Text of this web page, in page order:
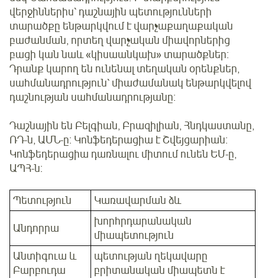
վերջիններիս՝ դաշնային պետությունների
տարածքը ենթարկվում է վարչաքաղաքական
բաժանման, որտեղ վարչական միավորներից
բացի կան նաև «կիսաանկախ» տարածքներ:
Դրանք կարող են ունենալ տեղական օրենքներ,
սահմանադրություն՝ միաժամանակ ենթարկվելով
դաշնության սահմանադրությանը:
Դաշնային են Բելգիան, Բրազիլիան, Հնդկաստանը,
ՌԴ-ն, ԱՄՆ-ը: Կոնֆեդերացիա է Շվեյցարիան:
Կոնֆեդերացիա դառնալու միտում ունեն ԵՄ-ը,
ԱՊՀ-ն:
Պետություն Կառավարման ձև
Անդորրա
խորհրդարանական
միապետություն
Անտիգուա և
Բարբուդա
պետության ղեկավարը
բրիտանական միապետն է